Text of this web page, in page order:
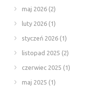
maj 2026 (2)
luty 2026 (1)
styczeń 2026 (1)
listopad 2025 (2)
czerwiec 2025 (1)
maj 2025 (1)